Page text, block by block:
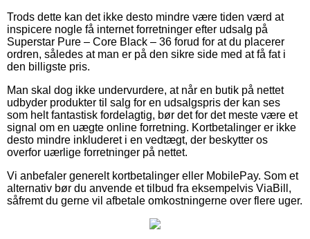
Trods dette kan det ikke desto mindre være tiden værd at
inspicere nogle få internet forretninger efter udsalg på
Superstar Pure – Core Black – 36 forud for at du placerer
ordren, således at man er på den sikre side med at få fat i
den billigste pris.
Man skal dog ikke undervurdere, at når en butik på nettet
udbyder produkter til salg for en udsalgspris der kan ses
som helt fantastisk fordelagtig, bør det for det meste være et
signal om en uægte online forretning. Kortbetalinger er ikke
desto mindre inkluderet i en vedtægt, der beskytter os
overfor uærlige forretninger på nettet.
Vi anbefaler generelt kortbetalinger eller MobilePay. Som et
alternativ bør du anvende et tilbud fra eksempelvis ViaBill,
såfremt du gerne vil afbetale omkostningerne over flere uger.